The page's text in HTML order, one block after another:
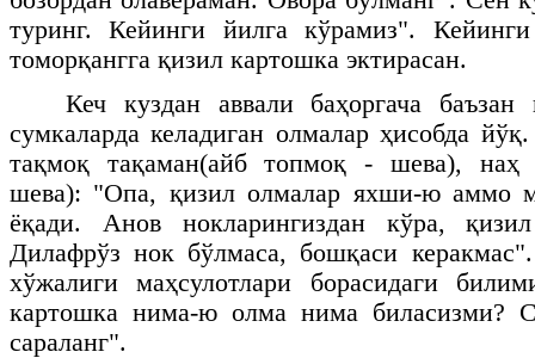
туринг. Кейинги йилга кўрамиз".
томорқангга қизил картошка эктирасан.
Кеч куздан аввали баҳоргача
сумкаларда келадиган олмалар ҳисобда
тақмоқ тақаман(айб топмоқ - шева), наҳ
шева): "Опа, қизил олмалар яхши-ю аммо
ёқади. Анов нокларингиздан кўра,
Дилафрўз нок бўлмаса, бошқаси
хўжалиги маҳсулотлари борасидаги
картошка нима-ю олма нима биласизми?
сараланг".